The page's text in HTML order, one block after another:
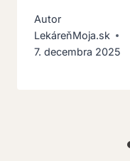
Autor
LekáreňMoja.sk
7. decembra 2025